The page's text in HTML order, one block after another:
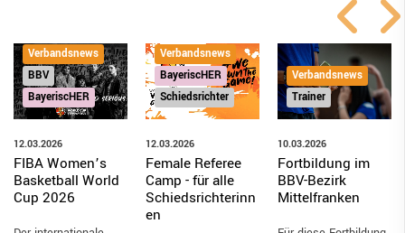
Verbandsnews
BBV
BayeriscHER
12.03.2026
FIBA Women’s
Basketball World
Cup 2026
Verbandsnews
BayeriscHER
Schiedsrichter
12.03.2026
Female Referee
Camp - für alle
Schiedsrichterinn
en
Verbandsnews
Trainer
10.03.2026
Fortbildung im
BBV-Bezirk
Mittelfranken